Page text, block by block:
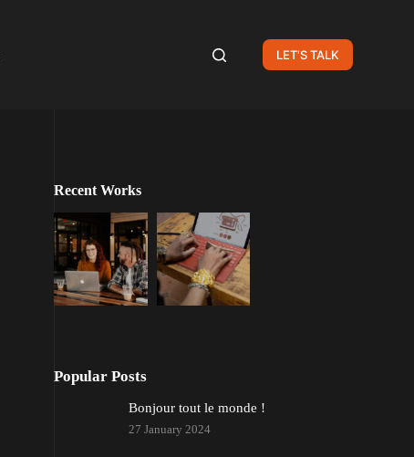
LET'S TALK
Recent Works
Popular Posts
Bonjour tout le monde !
27 January 2024